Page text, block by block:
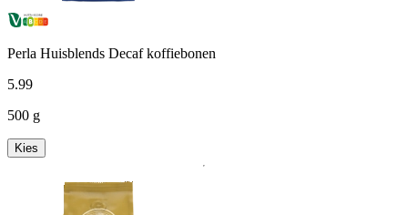
Perla Huisblends Decaf koffiebonen
5.99
500 g
Kies